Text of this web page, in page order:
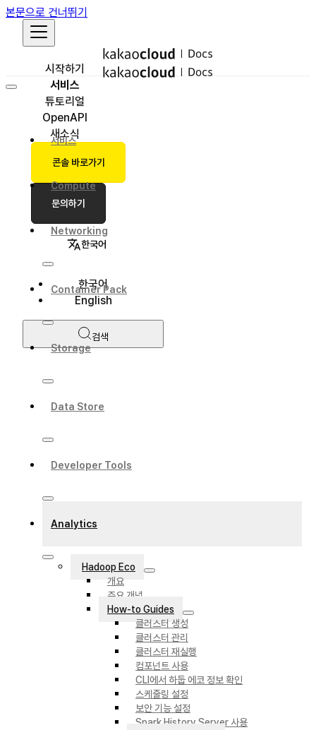
본문으로 건너뛰기
시작하기
서비스
튜토리얼
OpenAPI
새소식
콘솔 바로가기
문의하기
한국어
한국어
English
검색
서비스
Compute
Networking
Container Pack
Storage
Data Store
Developer Tools
Analytics
Hadoop Eco
개요
주요 개념
How-to Guides
클러스터 생성
클러스터 관리
클러스터 재실행
컴포넌트 사용
CLI에서 하둡 에코 정보 확인
스케줄링 설정
보안 기능 설정
Spark History Server 사용